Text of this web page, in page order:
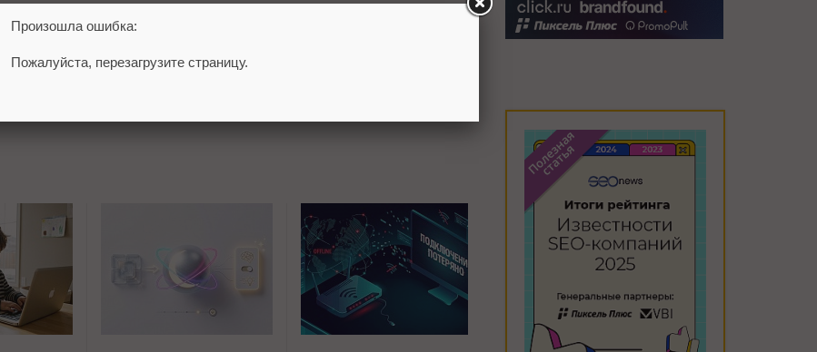
Произошла ошибка:
Пожалуйста, перезагрузите страницу.